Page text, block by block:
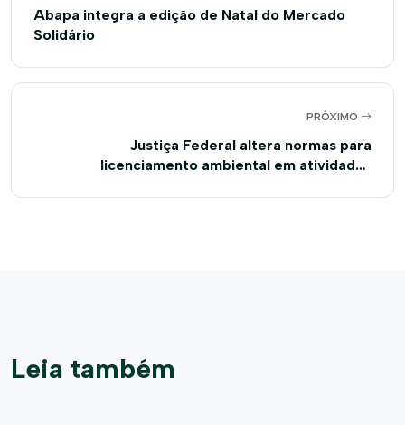
Abapa integra a edição de Natal do Mercado
Solidário
PRÓXIMO
Justiça Federal altera normas para
licenciamento ambiental em atividades
Leia também